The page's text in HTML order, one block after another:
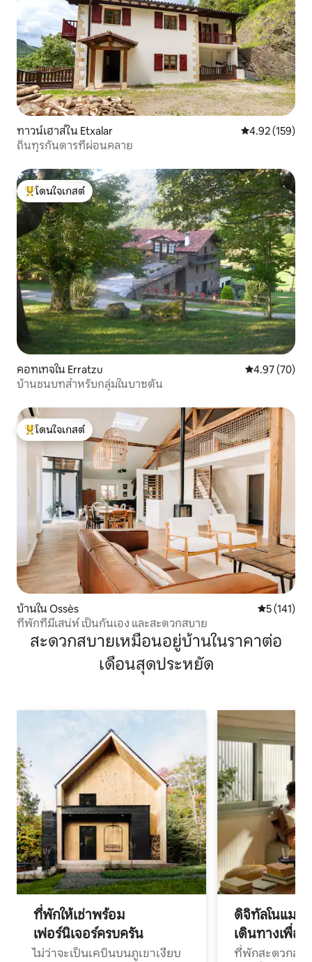
ทาวน์เฮาส์ใน Etxalar คะแนนเฉลี่ย
4.92 (159)
ถิ่นทุรกันดารที่ผ่อนคลาย
โดนใจเกสต์ที่สุด
โดนใจเกสต์
คอทเทจใน Erratzu คะแนนเฉลี่ย
4.97 (70)
บ้านชนบทสำหรับกลุ่มในบาซตัน
โดนใจเกสต์ที่สุด
โดนใจเกสต์
บ้านใน Ossès คะแนนเฉลี่
5 (141)
ที่พักที่มีเสน่ห์ เป็นกันเอง และสะดวกสบาย
สะดวกสบายเหมือนอยู่บ้านในราคาต่อ
เดือนสุดประหยัด
ที่พักให้เช่าพร้อม
เฟอร์นิเจอร์ครบครัน
ไม่ว่าจะเป็นเคบินบนภูเขาเงียบ
ดิจิทัลโนแมด
เดินทางเพื่อ
ที่พักสะดวกสบ